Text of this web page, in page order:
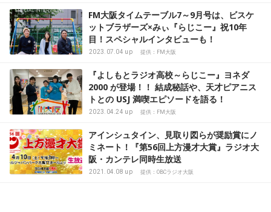
FM大阪タイムテーブル7～9月号は、ビスケ
ットブラザーズ×みぃ『らじこー』祝10年
目！スペシャルインタビューも！
2023.07.04 up 提供：FM大阪
『よしもとラジオ高校～らじこー』ヨネダ
2000 が登場！！ 結成秘話や、天才ピアニス
トとの USJ 満喫エピソードを語る！
2023.04.24 up 提供：FM大阪
アインシュタイン、見取り図らが奨励賞にノ
ミネート！『第56回上方漫才大賞』ラジオ大
阪・カンテレ同時生放送
2021.04.08 up 提供：OBCラジオ大阪